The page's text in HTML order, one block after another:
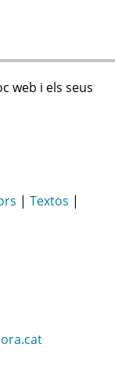
web i els seus
| Textos |